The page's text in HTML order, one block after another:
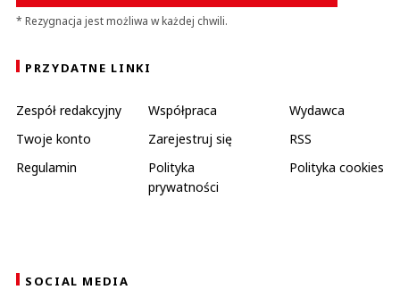
* Rezygnacja jest możliwa w każdej chwili.
PRZYDATNE LINKI
Zespół redakcyjny Współpraca
Wydawca
Twoje konto
Zarejestruj się
RSS
Regulamin
Polityka
prywatności
Polityka cookies
SOCIAL MEDIA